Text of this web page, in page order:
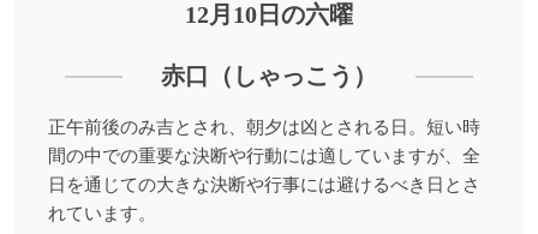
12月10日の六曜
赤口（しゃっこう）
正午前後のみ吉とされ、朝夕は凶とされる日。短い時
間の中での重要な決断や行動には適していますが、全
日を通じての大きな決断や行事には避けるべき日とさ
れています。